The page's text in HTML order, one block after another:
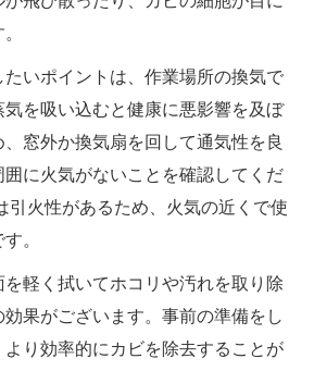
いポイントは、作業場所の換気で
を吸い込むと健康に悪影響を及ぼ
窓外か換気扇を回して通気性を良
囲に火気がないことを確認してくだ
引火性があるため、火気の近くで使
。
軽く拭いてホコリや汚れを取り除
効果がございます。事前の準備をし
より効率的にカビを除去することが